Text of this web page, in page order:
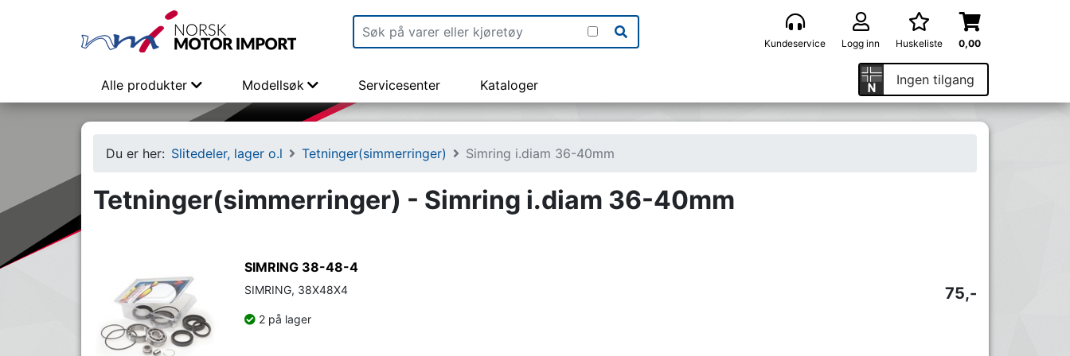
Kundeservice Logg inn Huskeliste 0,00
Alle produkter Modellsøk Servicesenter Kataloger Ingen tilgang
Du er her: Slitedeler, lager o.l Tetninger(simmerringer) Simring i.diam 36-40mm
Tetninger(simmerringer) - Simring i.diam 36-40mm
SIMRING 38-48-4
SIMRING, 38X48X4
2 på lager
75,-